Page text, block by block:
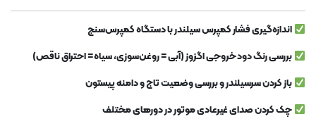
اندازه‌گیری فشار کمپرس سیلندر با دستگاه کمپرس‌سنج
بررسی رنگ دود خروجی اگزوز (آبی = روغن‌سوزی، سیاه = احتراق ناقص)
باز کردن سرسیلندر و بررسی وضعیت تاج و دامنه پیستون
چک کردن صدای غیرعادی موتور در دورهای مختلف